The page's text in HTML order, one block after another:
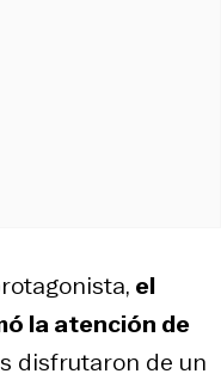
el
la atención de
disfrutaron de un